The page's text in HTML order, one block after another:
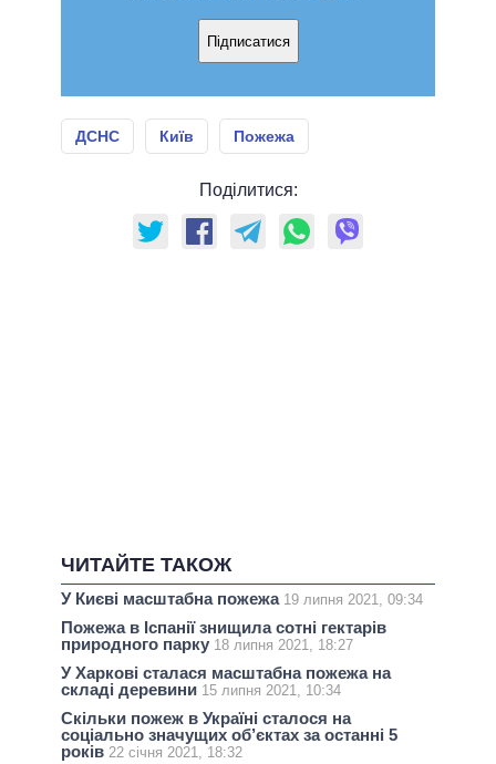
Підписатися
ДСНС Київ Пожежа
Поділитися:
ЧИТАЙТЕ ТАКОЖ
У Києві масштабна пожежа 19 липня 2021, 09:34
Пожежа в Іспанії знищила сотні гектарів
природного парку 18 липня 2021, 18:27
У Харкові сталася масштабна пожежа на
складі деревини 15 липня 2021, 10:34
Скільки пожеж в Україні сталося на
соціально значущих об’єктах за останні 5
років 22 січня 2021, 18:32